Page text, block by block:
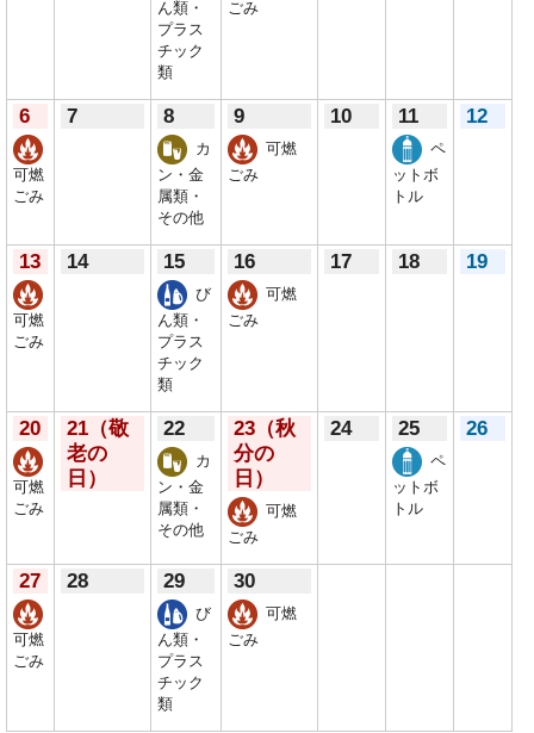
ん類・
プラス
チック
類
ごみ
6
可燃
ごみ
7 8
カ
ン・金
属類・
その他
9
可燃
ごみ
10 11
ペ
ットボ
トル
12
13
可燃
ごみ
14 15
び
ん類・
プラス
チック
類
16
可燃
ごみ
17 18 19
20
可燃
ごみ
21 （敬
老の
日）
22
カ
ン・金
属類・
その他
23 （秋
分の
日）
可燃
ごみ
24 25
ペ
ットボ
トル
26
27
可燃
ごみ
28 29
び
ん類・
プラス
チック
類
30
可燃
ごみ